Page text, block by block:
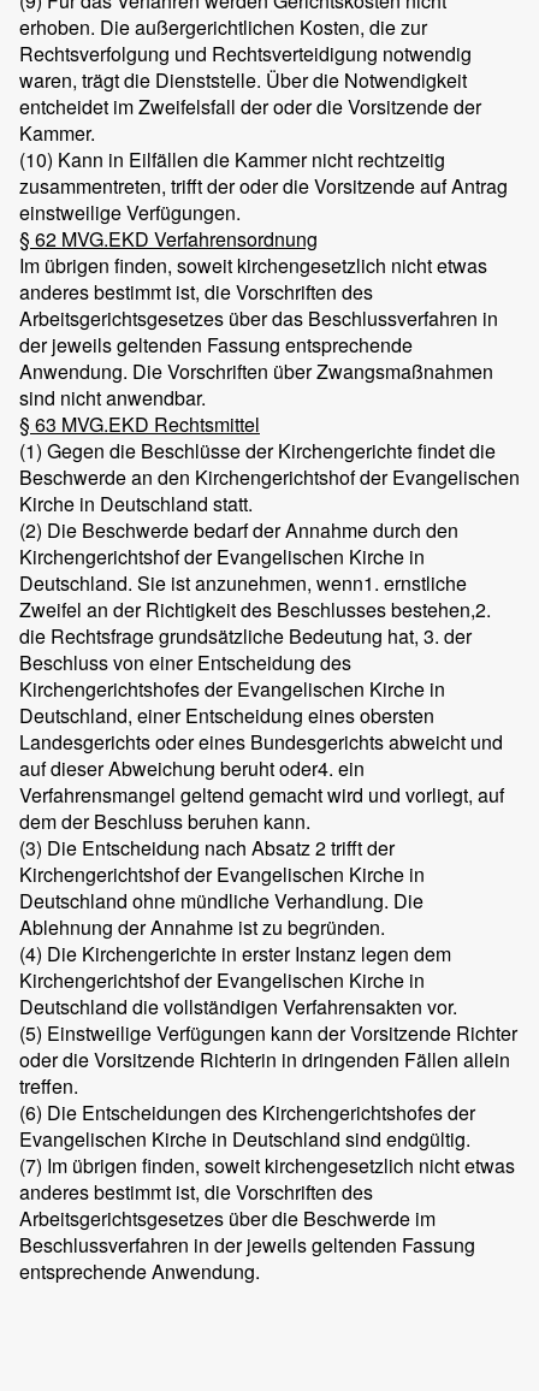
erhoben. Die außergerichtlichen Kosten, die zur
Rechtsverfolgung und Rechtsverteidigung notwendig
waren, trägt die Dienststelle. Über die Notwendigkeit
entcheidet im Zweifelsfall der oder die Vorsitzende der
Kammer.
(10) Kann in Eilfällen die Kammer nicht rechtzeitig
zusammentreten, trifft der oder die Vorsitzende auf Antrag
einstweilige Verfügungen.
§ 62 MVG.EKD Verfahrensordnung
Im übrigen finden, soweit kirchengesetzlich nicht etwas
anderes bestimmt ist, die Vorschriften des
Arbeitsgerichtsgesetzes über das Beschlussverfahren in
der jeweils geltenden Fassung entsprechende
Anwendung. Die Vorschriften über Zwangsmaßnahmen
sind nicht anwendbar.
§ 63 MVG.EKD Rechtsmittel
(1) Gegen die Beschlüsse der Kirchengerichte findet die
Beschwerde an den Kirchengerichtshof der Evangelischen
Kirche in Deutschland statt.
(2) Die Beschwerde bedarf der Annahme durch den
Kirchengerichtshof der Evangelischen Kirche in
Deutschland. Sie ist anzunehmen, wenn1. ernstliche
Zweifel an der Richtigkeit des Beschlusses bestehen,2.
die Rechtsfrage grundsätzliche Bedeutung hat, 3. der
Beschluss von einer Entscheidung des
Kirchengerichtshofes der Evangelischen Kirche in
Deutschland, einer Entscheidung eines obersten
Landesgerichts oder eines Bundesgerichts abweicht und
auf dieser Abweichung beruht oder4. ein
Verfahrensmangel geltend gemacht wird und vorliegt, auf
dem der Beschluss beruhen kann.
(3) Die Entscheidung nach Absatz 2 trifft der
Kirchengerichtshof der Evangelischen Kirche in
Deutschland ohne mündliche Verhandlung. Die
Ablehnung der Annahme ist zu begründen.
(4) Die Kirchengerichte in erster Instanz legen dem
Kirchengerichtshof der Evangelischen Kirche in
Deutschland die vollständigen Verfahrensakten vor.
(5) Einstweilige Verfügungen kann der Vorsitzende Richter
oder die Vorsitzende Richterin in dringenden Fällen allein
treffen.
(6) Die Entscheidungen des Kirchengerichtshofes der
Evangelischen Kirche in Deutschland sind endgültig.
(7) Im übrigen finden, soweit kirchengesetzlich nicht etwas
anderes bestimmt ist, die Vorschriften des
Arbeitsgerichtsgesetzes über die Beschwerde im
Beschlussverfahren in der jeweils geltenden Fassung
entsprechende Anwendung.